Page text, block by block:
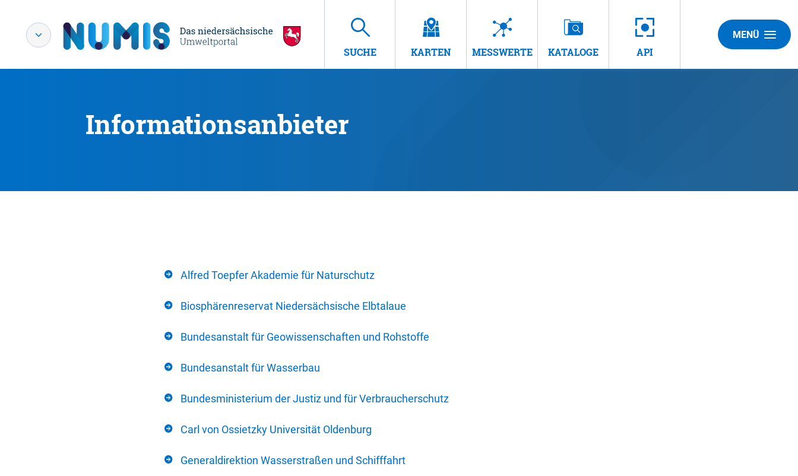
SUCHE KARTEN MESSWERTE KATALOGE API
MENÜ
Informationsanbieter
Alfred Toepfer Akademie für Naturschutz
Biosphärenreservat Niedersächsische Elbtalaue
Bundesanstalt für Geowissenschaften und Rohstoffe
Bundesanstalt für Wasserbau
Bundesministerium der Justiz und für Verbraucherschutz
Carl von Ossietzky Universität Oldenburg
Generaldirektion Wasserstraßen und Schifffahrt